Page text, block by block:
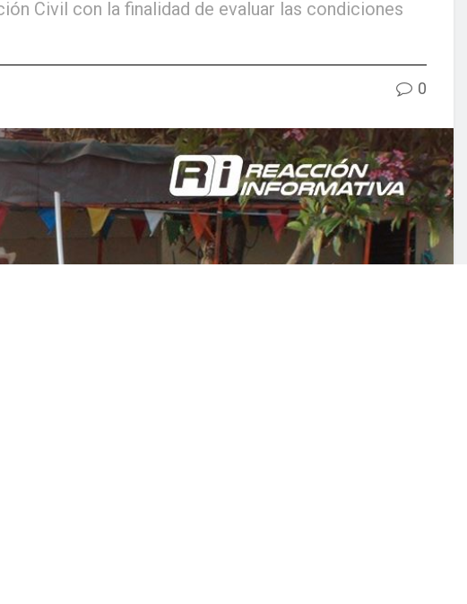
Civil con la finalidad de evaluar las condiciones
0